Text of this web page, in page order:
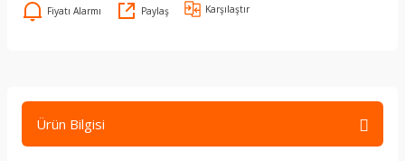
Fiyatı Alarmı Paylaş Karşılaştır
Ürün Bilgisi